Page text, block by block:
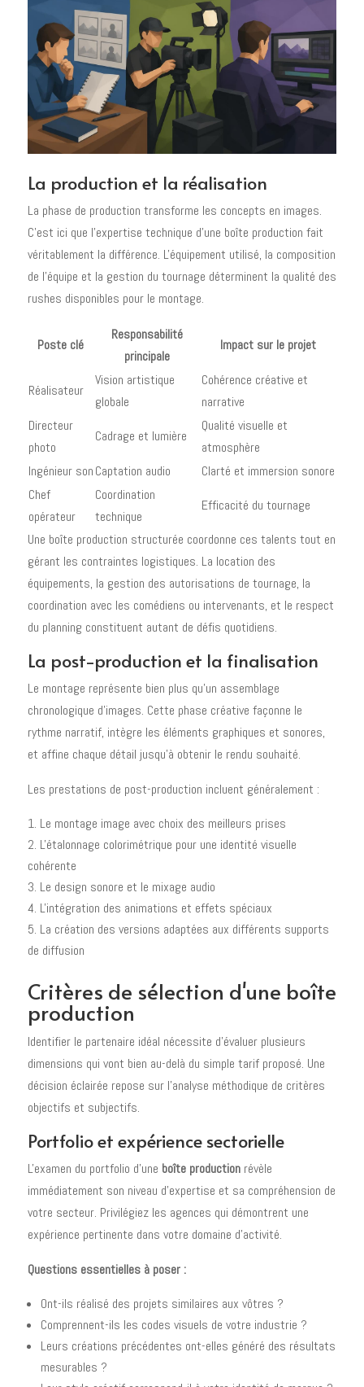
La production et la réalisation
La phase de production transforme les concepts en images.
C'est ici que l'expertise technique d'une boîte production fait
véritablement la différence. L'équipement utilisé, la composition
de l'équipe et la gestion du tournage déterminent la qualité des
rushes disponibles pour le montage.
Poste clé
Responsabilité
principale
Impact sur le projet
Réalisateur
Vision artistique
globale
Cohérence créative et
narrative
Directeur
photo
Cadrage et lumière
Qualité visuelle et
atmosphère
Ingénieur sonCaptation audio
Clarté et immersion sonore
Chef
opérateur
Coordination
technique
Efficacité du tournage
Une boîte production structurée coordonne ces talents tout en
gérant les contraintes logistiques. La location des
équipements, la gestion des autorisations de tournage, la
coordination avec les comédiens ou intervenants, et le respect
du planning constituent autant de défis quotidiens.
La post-production et la finalisation
Le montage représente bien plus qu'un assemblage
chronologique d'images. Cette phase créative façonne le
rythme narratif, intègre les éléments graphiques et sonores,
et affine chaque détail jusqu'à obtenir le rendu souhaité.
Les prestations de post-production incluent généralement :
Le montage image avec choix des meilleurs prises
L'étalonnage colorimétrique pour une identité visuelle
cohérente
Le design sonore et le mixage audio
L'intégration des animations et effets spéciaux
La création des versions adaptées aux différents supports
de diffusion
Critères de sélection d'une boîte
production
Identifier le partenaire idéal nécessite d'évaluer plusieurs
dimensions qui vont bien au-delà du simple tarif proposé. Une
décision éclairée repose sur l'analyse méthodique de critères
objectifs et subjectifs.
Portfolio et expérience sectorielle
L'examen du portfolio d'une boîte productionrévèle
immédiatement son niveau d'expertise et sa compréhension de
votre secteur. Privilégiez les agences qui démontrent une
expérience pertinente dans votre domaine d'activité.
Questions essentielles à poser :
Ont-ils réalisé des projets similaires aux vôtres ?
Comprennent-ils les codes visuels de votre industrie ?
Leurs créations précédentes ont-elles généré des résultats
mesurables ?